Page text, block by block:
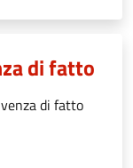
di fatto
di fatto